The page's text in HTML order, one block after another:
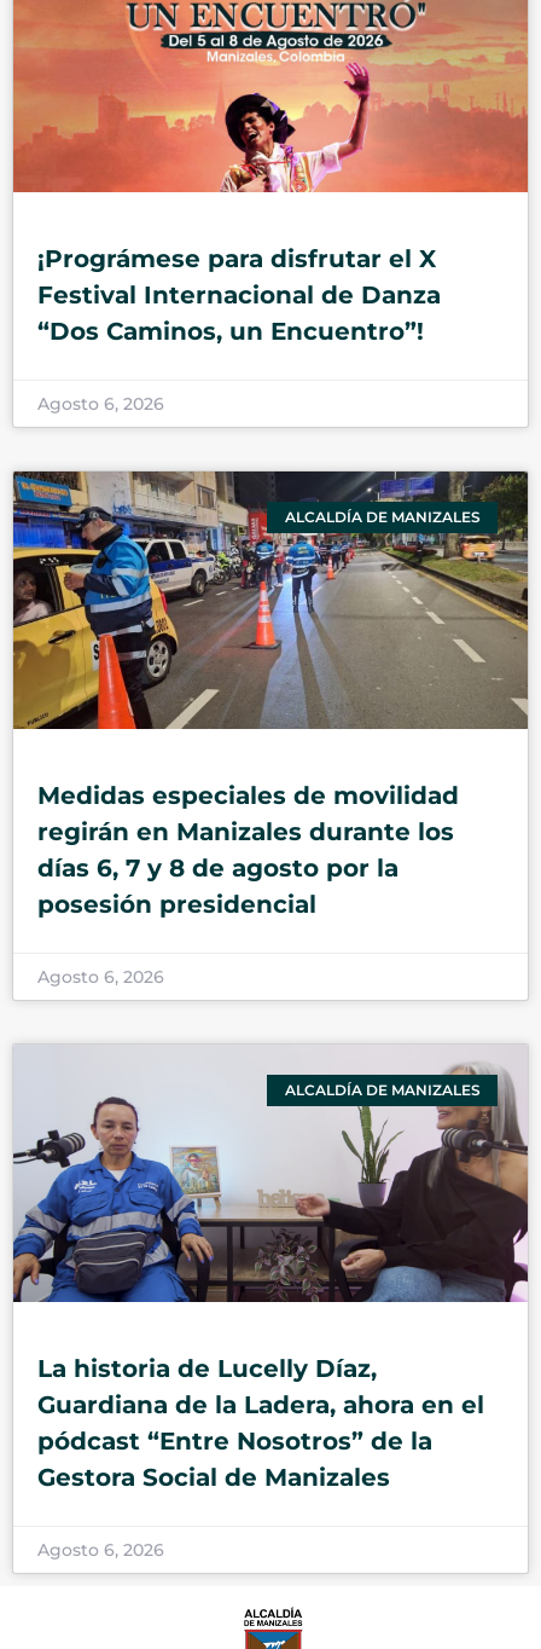
¡Prográmese para disfrutar el X
Festival Internacional de Danza
“Dos Caminos, un Encuentro”!
Agosto 6, 2026
ALCALDÍA DE MANIZALES
Medidas especiales de movilidad
regirán en Manizales durante los
días 6, 7 y 8 de agosto por la
posesión presidencial
Agosto 6, 2026
ALCALDÍA DE MANIZALES
La historia de Lucelly Díaz,
Guardiana de la Ladera, ahora en el
pódcast “Entre Nosotros” de la
Gestora Social de Manizales
Agosto 6, 2026